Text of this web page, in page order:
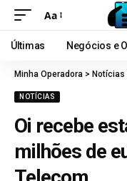
Aa
Últimas Negócios e
Minha Operadora > Notícias
NOTÍCIAS
Oi recebe
milhões de